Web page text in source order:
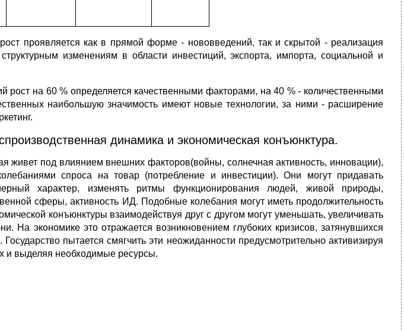
проявляется как в прямой форме - нововведений, так и скрытой - реализация
изменениям в области инвестиций, экспорта, импорта, социальной и
рост на 60 % определяется качественными факторами, на 40 % - количественными
наибольшую значимость имеют новые технологии, за ними - расширение
динамика и экономическая конъюнктура.
живет под влиянием внешних факторов(войны, солнечная активность, инновации),
спроса на товар (потребление и инвестиции). Они могут придавать
характер, изменять ритмы функционирования людей, живой природы,
сферы, активность ИД. Подобные колебания могут иметь продолжительность
конъюнктуры взаимодействуя друг с другом могут уменьшать, увеличивать
На экономике это отражается возникновением глубоких кризисов, затянувшихся
пытается смягчить эти неожиданности предусмотрительно активизируя
и выделяя необходимые ресурсы.